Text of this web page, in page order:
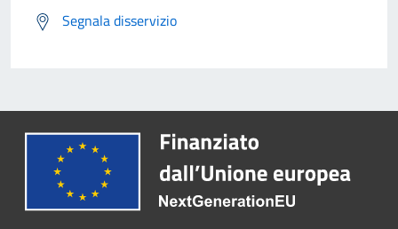
Segnala disservizio